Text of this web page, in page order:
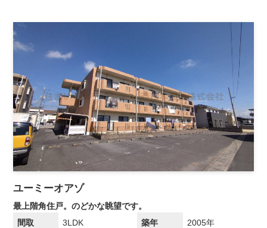
ユーミーオアゾ
最上階角住戸。のどかな眺望です。
間取
3LDK 築年 2005年